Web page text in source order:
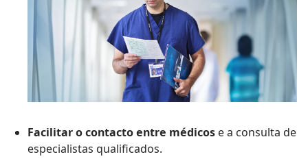
Facilitar o contacto entre médicos e a consulta de
especialistas qualificados.